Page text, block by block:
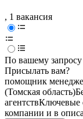
, 1 вакансия
По вашему запросу
Присылать вам?
помощник
(Томская область)
агентствКлючевые
компании и в